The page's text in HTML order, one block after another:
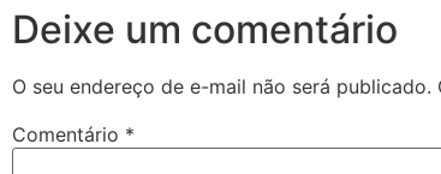
Deixe um comentário
O seu endereço de e-mail não será publicado.
Comentário *